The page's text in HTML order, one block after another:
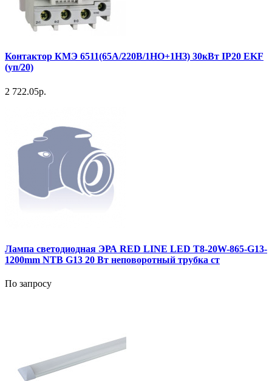
Контактор КМЭ 6511(65А/220В/1НО+1НЗ) 30кВт IP20 EKF
(уп/20)
2 722.05р.
Лампа светодиодная ЭРА RED LINE LED T8-20W-865-G13-
1200mm NTB G13 20 Вт неповоротный трубка ст
По запросу